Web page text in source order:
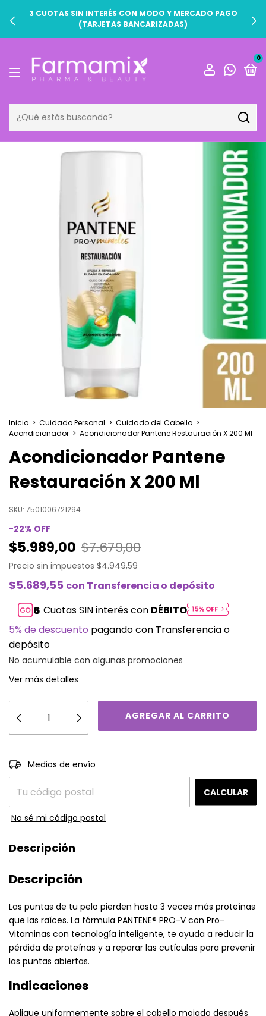
3 CUOTAS SIN INTERÉS CON MODO Y MERCADO PAGO
(TARJETAS BANCARIZADAS)
0
Inicio > Cuidado Personal > Cuidado del Cabello >
Acondicionador > Acondicionador Pantene Restauración X 200 Ml
Acondicionador Pantene
Restauración X 200 Ml
SKU: 7501006721294
-22% OFF
$5.989,00 $7.679,00
Precio sin impuestos $4.949,59
$5.689,55 con Transferencia o depósito
Cuotas SIN interés con DÉBITO
5% de descuento pagando con Transferencia o
depósito
No acumulable con algunas promociones
Ver más detalles
Entregas para el CP:
Medios de envío
CALCULAR
No sé mi código postal
Descripción
Descripción
Las puntas de tu pelo pierden hasta 3 veces más proteínas
que las raíces. La fórmula PANTENE® PRO-V con Pro-
Vitaminas con tecnología inteligente, te ayuda a reducir la
pérdida de proteínas y a reparar las cutículas para prevenir
las puntas abiertas.
Indicaciones
Aplique uniformemente sobre el cabello mojado después